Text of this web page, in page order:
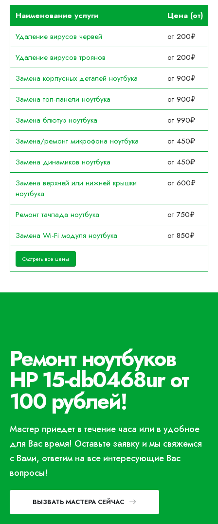
Наименование услуги
Цена (от)
Удаление вирусов червей
от 200₽
Удаление вирусов троянов
от 200₽
Замена корпусных деталей ноутбука
от 900₽
Замена топ-панели ноутбука
от 900₽
Замена блютуз ноутбука
от 990₽
Замена/ремонт микрофона ноутбука
от 450₽
Замена динамиков ноутбука
от 450₽
Замена верхней или нижней крышки
ноутбука
от 600₽
Ремонт тачпада ноутбука
от 750₽
Замена Wi-Fi модуля ноутбука
от 850₽
Смотреть все цены
Ремонт ноутбуков
HP 15-db0468ur от
100 рублей!
Мастер приедет в течение часа или в удобное
для Вас время! Оставьте заявку и мы свяжемся
с Вами, ответим на все интересующие Вас
вопросы!
ВЫЗВАТЬ МАСТЕРА СЕЙЧАС